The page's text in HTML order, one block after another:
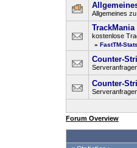
Allgemeines
kostenlose
» FastTM-Stats
Counter-
Counter-
Forum Overview